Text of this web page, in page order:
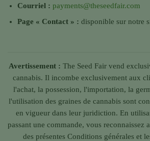
Courriel : payments@theseedfair.com
Page « Contact » : disponible sur notre
Avertissement : The Seed Fair vend
cannabis. Il incombe exclusivement aux
l'achat, la possession, l'importation, la
l'utilisation des graines de cannabis sont
en vigueur dans leur juridiction. En
passant une commande, vous reconnaissez
des présentes Conditions générales et